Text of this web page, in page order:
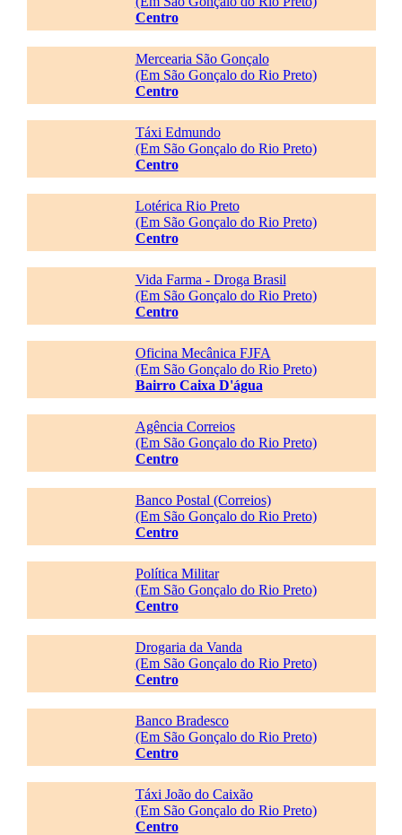
Centro
Mercearia São Gonçalo
(Em São Gonçalo do Rio Preto)
Centro
Táxi Edmundo
(Em São Gonçalo do Rio Preto)
Centro
Lotérica Rio Preto
(Em São Gonçalo do Rio Preto)
Centro
Vida Farma - Droga Brasil
(Em São Gonçalo do Rio Preto)
Centro
Oficina Mecânica FJFA
(Em São Gonçalo do Rio Preto)
Bairro Caixa D'água
Agência Correios
(Em São Gonçalo do Rio Preto)
Centro
Banco Postal (Correios)
(Em São Gonçalo do Rio Preto)
Centro
Política Militar
(Em São Gonçalo do Rio Preto)
Centro
Drogaria da Vanda
(Em São Gonçalo do Rio Preto)
Centro
Banco Bradesco
(Em São Gonçalo do Rio Preto)
Centro
Táxi João do Caixão
(Em São Gonçalo do Rio Preto)
Centro